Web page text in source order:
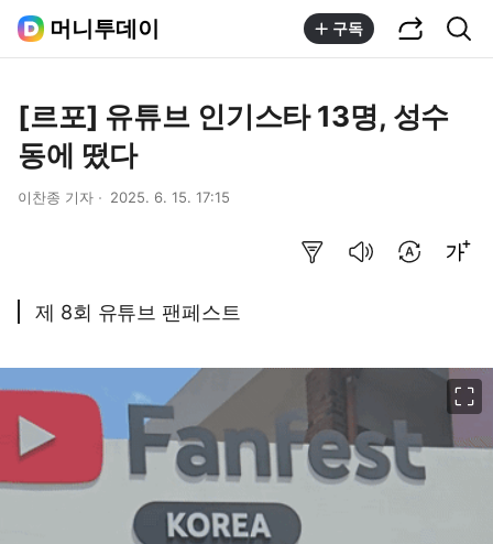
머니투데이 구독
[르포] 유튜브 인기스타 13명, 성수
동에 떴다
이찬종 기자 2025. 6. 15. 17:15
제 8회 유튜브 팬페스트